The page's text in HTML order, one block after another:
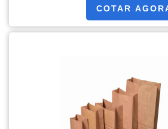
a sacola de kraft é uma
embalagens. Caracterizada por
versatilidade, essa opção
a preservação do meio
material demanda menos
em uma pegada de carbono
COTAR